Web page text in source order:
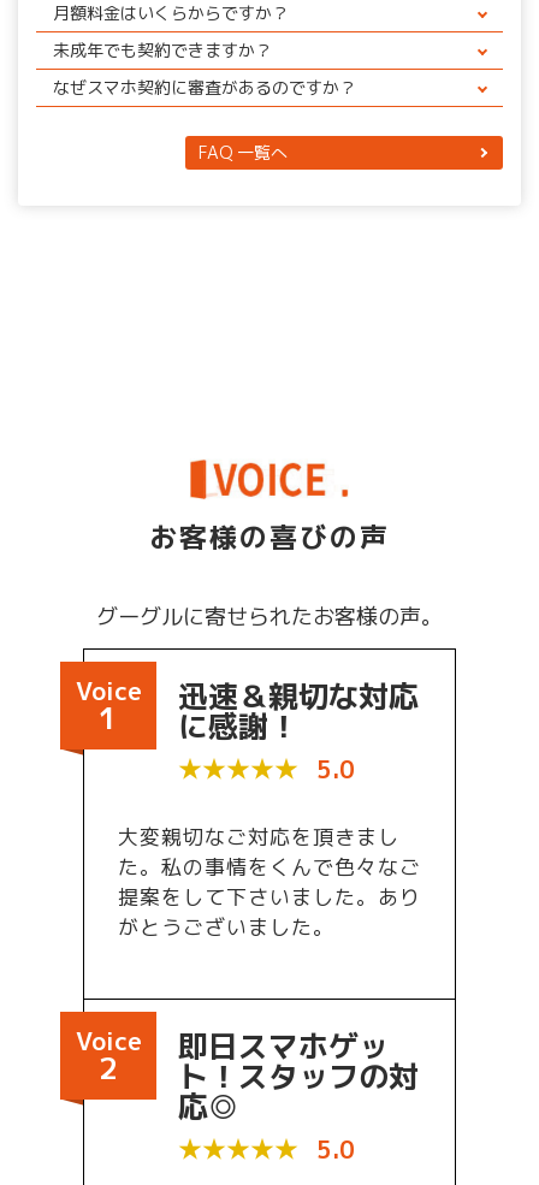
月額料金はいくらからですか？
最安プランは月数千円からご利用可能です。
未成年でも契約できますか？
いいえ、未成年の方は契約できません。
なぜスマホ契約に審査があるのですか？
各社は料金未払いなどのリスクを避けるために審査を行
います。特に大手キャリアでは厳しい基準があります。
FAQ 一覧へ
お客様の喜びの声
グーグルに寄せられたお客様の声。
Voice
1 迅速＆親切な対応
に感謝！
★★★★★ 5.0
大変親切なご対応を頂きまし
た。私の事情をくんで色々なご
提案をして下さいました。あり
がとうございました。
Voice
2 即日スマホゲッ
ト！スタッフの対
応◎
★★★★★ 5.0